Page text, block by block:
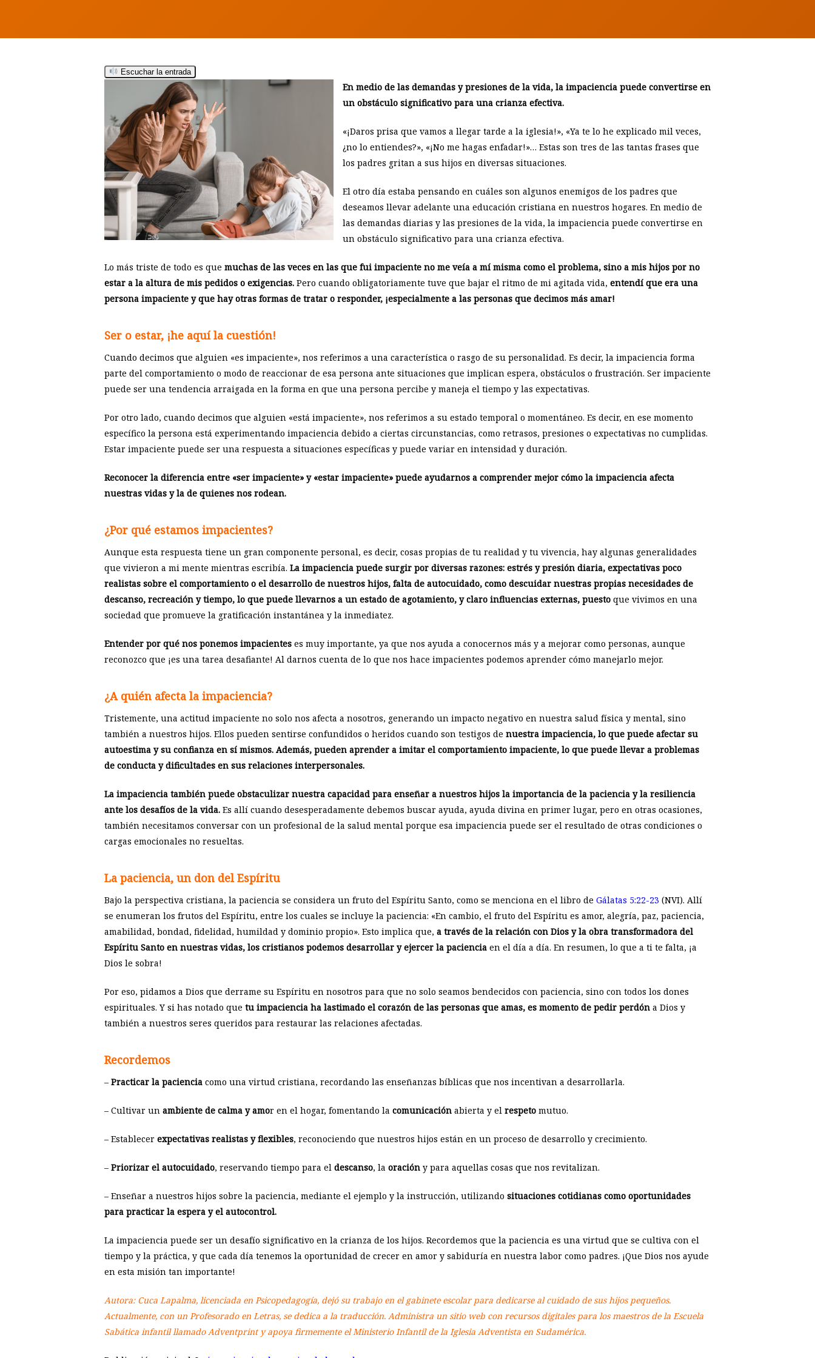
Hit enter to search or ESC to close
Escuchar la entrada
En medio de las demandas y presiones de la vida, la impaciencia puede convertirse en
un obstáculo significativo para una crianza efectiva.
«¡Daros prisa que vamos a llegar tarde a la iglesia!», «Ya te lo he explicado mil veces,
¿no lo entiendes?», «¡No me hagas enfadar!»… Estas son tres de las tantas frases que
los padres gritan a sus hijos en diversas situaciones.
El otro día estaba pensando en cuáles son algunos enemigos de los padres que
deseamos llevar adelante una educación cristiana en nuestros hogares. En medio de
las demandas diarias y las presiones de la vida, la impaciencia puede convertirse en
un obstáculo significativo para una crianza efectiva.
Lo más triste de todo es que muchas de las veces en las que fui impaciente no me veía a mí misma como el problema, sino a mis hijos por no
estar a la altura de mis pedidos o exigencias. Pero cuando obligatoriamente tuve que bajar el ritmo de mi agitada vida, entendí que era una
persona impaciente y que hay otras formas de tratar o responder, ¡especialmente a las personas que decimos más amar!
Ser o estar, ¡he aquí la cuestión!
Cuando decimos que alguien «es impaciente», nos referimos a una característica o rasgo de su personalidad. Es decir, la impaciencia forma
parte del comportamiento o modo de reaccionar de esa persona ante situaciones que implican espera, obstáculos o frustración. Ser impaciente
puede ser una tendencia arraigada en la forma en que una persona percibe y maneja el tiempo y las expectativas.
Por otro lado, cuando decimos que alguien «está impaciente», nos referimos a su estado temporal o momentáneo. Es decir, en ese momento
específico la persona está experimentando impaciencia debido a ciertas circunstancias, como retrasos, presiones o expectativas no cumplidas.
Estar impaciente puede ser una respuesta a situaciones específicas y puede variar en intensidad y duración.
Reconocer la diferencia entre «ser impaciente» y «estar impaciente» puede ayudarnos a comprender mejor cómo la impaciencia afecta
nuestras vidas y la de quienes nos rodean.
¿Por qué estamos impacientes?
Aunque esta respuesta tiene un gran componente personal, es decir, cosas propias de tu realidad y tu vivencia, hay algunas generalidades
que vivieron a mi mente mientras escribía. La impaciencia puede surgir por diversas razones: estrés y presión diaria, expectativas poco
realistas sobre el comportamiento o el desarrollo de nuestros hijos, falta de autocuidado, como descuidar nuestras propias necesidades de
descanso, recreación y tiempo, lo que puede llevarnos a un estado de agotamiento, y claro influencias externas, puesto que vivimos en una
sociedad que promueve la gratificación instantánea y la inmediatez.
Entender por qué nos ponemos impacientes es muy importante, ya que nos ayuda a conocernos más y a mejorar como personas, aunque
reconozco que ¡es una tarea desafiante! Al darnos cuenta de lo que nos hace impacientes podemos aprender cómo manejarlo mejor.
¿A quién afecta la impaciencia?
Tristemente, una actitud impaciente no solo nos afecta a nosotros, generando un impacto negativo en nuestra salud física y mental, sino
también a nuestros hijos. Ellos pueden sentirse confundidos o heridos cuando son testigos de nuestra impaciencia, lo que puede afectar su
autoestima y su confianza en sí mismos. Además, pueden aprender a imitar el comportamiento impaciente, lo que puede llevar a problemas
de conducta y dificultades en sus relaciones interpersonales.
La impaciencia también puede obstaculizar nuestra capacidad para enseñar a nuestros hijos la importancia de la paciencia y la resiliencia
ante los desafíos de la vida. Es allí cuando desesperadamente debemos buscar ayuda, ayuda divina en primer lugar, pero en otras ocasiones,
también necesitamos conversar con un profesional de la salud mental porque esa impaciencia puede ser el resultado de otras condiciones o
cargas emocionales no resueltas.
La paciencia, un don del Espíritu
Bajo la perspectiva cristiana, la paciencia se considera un fruto del Espíritu Santo, como se menciona en el libro de Gálatas 5:22-23 (NVI). Allí
se enumeran los frutos del Espíritu, entre los cuales se incluye la paciencia: «En cambio, el fruto del Espíritu es amor, alegría, paz, paciencia,
amabilidad, bondad, fidelidad, humildad y dominio propio». Esto implica que, a través de la relación con Dios y la obra transformadora del
Espíritu Santo en nuestras vidas, los cristianos podemos desarrollar y ejercer la paciencia en el día a día. En resumen, lo que a ti te falta, ¡a
Dios le sobra!
Por eso, pidamos a Dios que derrame su Espíritu en nosotros para que no solo seamos bendecidos con paciencia, sino con todos los dones
espirituales. Y si has notado que tu impaciencia ha lastimado el corazón de las personas que amas, es momento de pedir perdón a Dios y
también a nuestros seres queridos para restaurar las relaciones afectadas.
Recordemos
– Practicar la paciencia como una virtud cristiana, recordando las enseñanzas bíblicas que nos incentivan a desarrollarla.
– Cultivar un ambiente de calma y amor en el hogar, fomentando la comunicación abierta y el respeto mutuo.
– Establecer expectativas realistas y flexibles, reconociendo que nuestros hijos están en un proceso de desarrollo y crecimiento.
– Priorizar el autocuidado, reservando tiempo para el descanso, la oración y para aquellas cosas que nos revitalizan.
– Enseñar a nuestros hijos sobre la paciencia, mediante el ejemplo y la instrucción, utilizando situaciones cotidianas como oportunidades
para practicar la espera y el autocontrol.
La impaciencia puede ser un desafío significativo en la crianza de los hijos. Recordemos que la paciencia es una virtud que se cultiva con el
tiempo y la práctica, y que cada día tenemos la oportunidad de crecer en amor y sabiduría en nuestra labor como padres. ¡Que Dios nos ayude
en esta misión tan importante!
Autora: Cuca Lapalma, licenciada en Psicopedagogía, dejó su trabajo en el gabinete escolar para dedicarse al cuidado de sus hijos pequeños.
Actualmente, con un Profesorado en Letras, se dedica a la traducción. Administra un sitio web con recursos digitales para los maestros de la Escuela
Sabática infantil llamado Adventprint y apoya firmemente el Ministerio Infantil de la Iglesia Adventista en Sudamérica.